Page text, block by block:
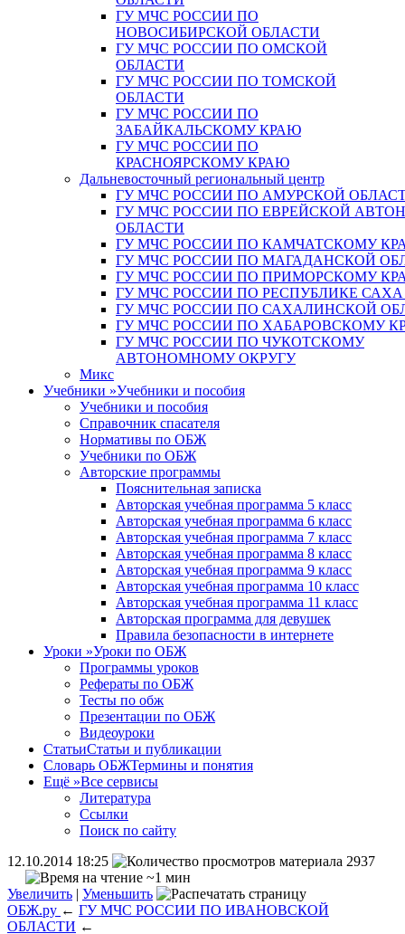
ГУ МЧС РОССИИ ПО
НОВОСИБИРСКОЙ ОБЛАСТИ
ГУ МЧС РОССИИ ПО ОМСКОЙ
ОБЛАСТИ
ГУ МЧС РОССИИ ПО ТОМСКОЙ
ОБЛАСТИ
ГУ МЧС РОССИИ ПО
ЗАБАЙКАЛЬСКОМУ КРАЮ
ГУ МЧС РОССИИ ПО
КРАСНОЯРСКОМУ КРАЮ
Дальневосточный региональный центр
ГУ МЧС РОССИИ ПО АМУРСКОЙ
ГУ МЧС РОССИИ ПО ЕВРЕЙСКОЙ
ОБЛАСТИ
ГУ МЧС РОССИИ ПО КАМЧАТСКОМУ
ГУ МЧС РОССИИ ПО МАГАДАНСКОЙ
ГУ МЧС РОССИИ ПО ПРИМОРСКОМУ
ГУ МЧС РОССИИ ПО РЕСПУБЛИКЕ
ГУ МЧС РОССИИ ПО САХАЛИНСКОЙ
ГУ МЧС РОССИИ ПО ХАБАРОВСКОМУ
ГУ МЧС РОССИИ ПО ЧУКОТСКОМУ
АВТОНОМНОМУ ОКРУГУ
Микс
Учебники »Учебники и пособия
Учебники и пособия
Справочник спасателя
Нормативы по ОБЖ
Учебники по ОБЖ
Авторские программы
Пояснительная записка
Авторская учебная программа 5 класс
Авторская учебная программа 6 класс
Авторская учебная программа 7 класс
Авторская учебная программа 8 класс
Авторская учебная программа 9 класс
Авторская учебная программа 10 класс
Авторская учебная программа 11 класс
Авторская программа для девушек
Правила безопасности в интернете
Уроки »Уроки по ОБЖ
Программы уроков
Рефераты по ОБЖ
Тесты по обж
Презентации по ОБЖ
Видеоуроки
СтатьиСтатьи и публикации
Словарь ОБЖТермины и понятия
Ещё »Все сервисы
Литература
Ссылки
Поиск по сайту
12.10.2014 18:25
2937
~1 мин
Увеличить | Уменьшить
ОБЖ.ру ← ГУ МЧС РОССИИ ПО ИВАНОВСКОЙ
ОБЛАСТИ ←